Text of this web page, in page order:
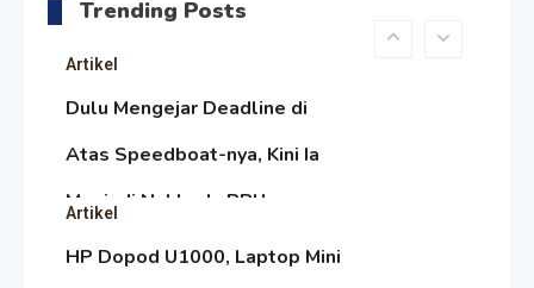
Trending Posts
Melambai, Upaya Ronggeng
Paser Melawan Arus Zaman
Popular
Artikel
Dulu Mengejar Deadline di
Atas Speedboat-nya, Kini Ia
Menjadi Nakhoda PPU
Artikel
HP Dopod U1000, Laptop Mini